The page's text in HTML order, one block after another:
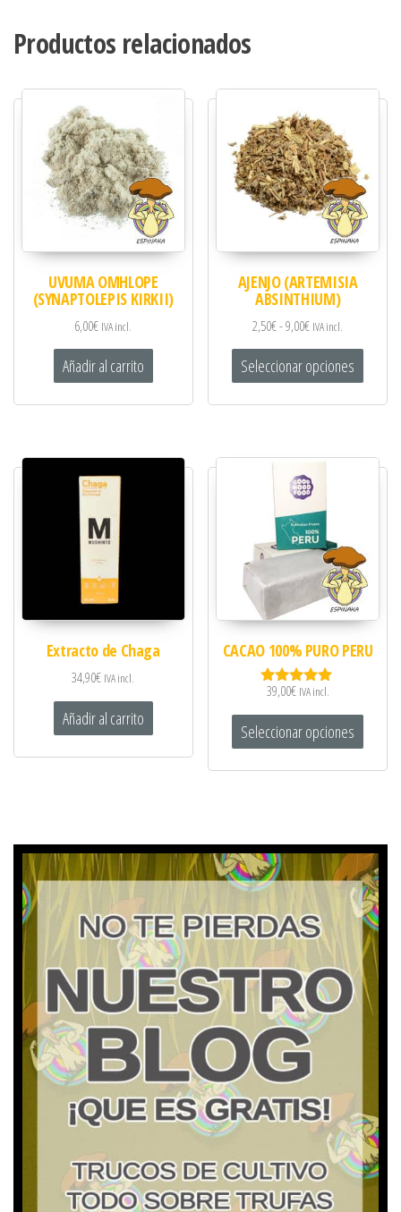
Productos relacionados
UVUMA OMHLOPE
(SYNAPTOLEPIS KIRKII)
6,00€ IVA incl.
Añadir al carrito
AJENJO (ARTEMISIA
ABSINTHIUM)
2,50€-9,00€ IVA incl.
Seleccionar opciones
Extracto de Chaga
34,90€ IVA incl.
Añadir al carrito
CACAO 100% PURO PERU
Valorado
de 5
39,00€ IVA incl.
Seleccionar opciones